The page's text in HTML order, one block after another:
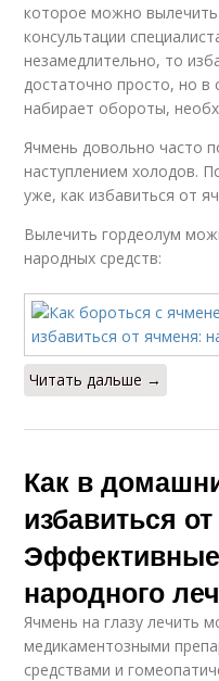
которое можно
консультации
незамедлительно, то
достаточно просто, но в
набирает обороты,
Ячмень довольно часто
наступлением холодов.
уже, как избавиться от
Вылечить гордеолум
народных средств:
Читать дальше →
Как в
избавиться
народного
Ячмень на глазу лечить
медикаментозными
средствами и